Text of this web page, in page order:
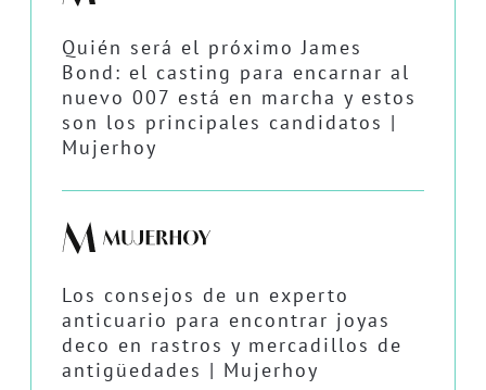
Quién será el próximo James
Bond: el casting para encarnar al
nuevo 007 está en marcha y estos
son los principales candidatos |
Mujerhoy
Los consejos de un experto
anticuario para encontrar joyas
deco en rastros y mercadillos de
antigüedades | Mujerhoy